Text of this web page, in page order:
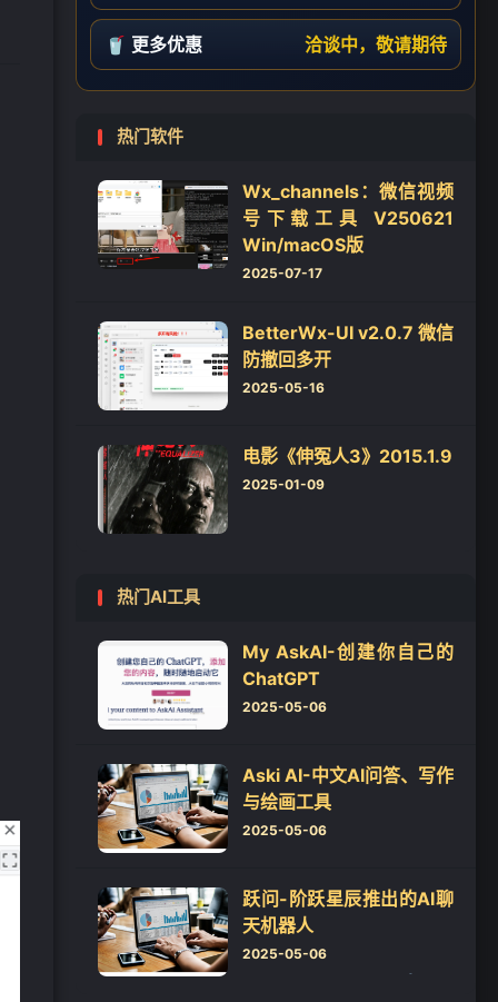
🥤 更多优惠 洽谈中，敬请期待
热门软件
Wx_channels：微信视频
号下载工具 V250621
Win/macOS版
2025-07-17
BetterWx-UI v2.0.7 微信
防撤回多开
2025-05-16
电影《伸冤人3》2015.1.9
2025-01-09
热门AI工具
My AskAI-创建你自己的
ChatGPT
2025-05-06
Aski AI-中文AI问答、写作
与绘画工具
2025-05-06
跃问-阶跃星辰推出的AI聊
天机器人
2025-05-06